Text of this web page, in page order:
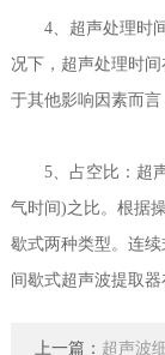
4、超声处理时间
况下，超声处理时
于其他影响因素而言
5、占空比：超声
气时间)之比。根据
歇式两种类型。连
间歇式超声波提取
上一篇： 超声波